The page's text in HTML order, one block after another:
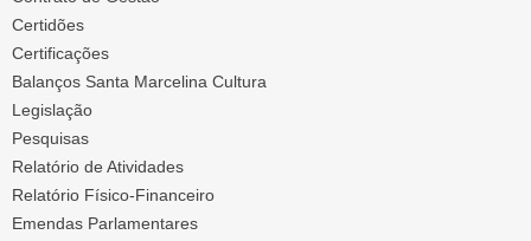
Certidões
Certificações
Balanços Santa Marcelina Cultura
Legislação
Pesquisas
Relatório de Atividades
Relatório Físico-Financeiro
Emendas Parlamentares